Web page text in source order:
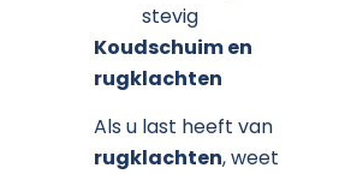
stevig
Koudschuim en
rugklachten
Als u last heeft van
rugklachten, weet